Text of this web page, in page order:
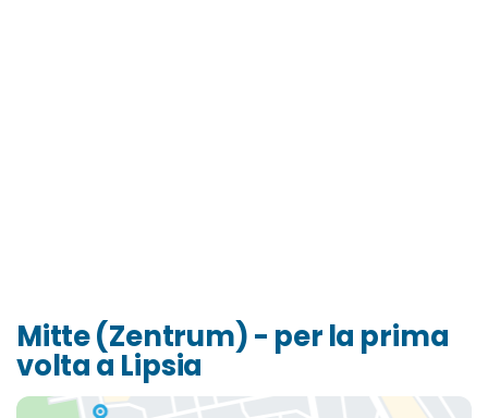
Mitte (Zentrum) - per la prima
volta a Lipsia